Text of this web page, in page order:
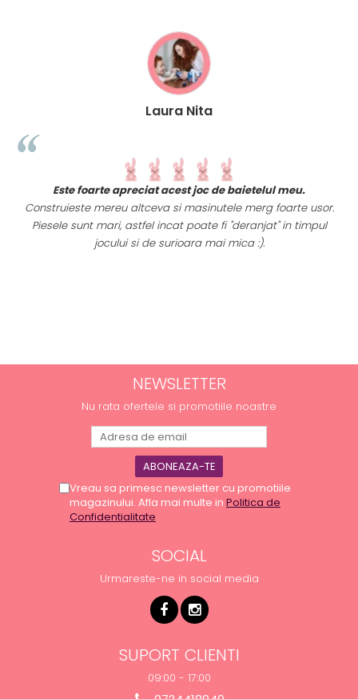
Laura Nita
Este foarte apreciat acest joc de baietelul meu.
Construieste mereu altceva si masinutele merg foarte usor.
Piesele sunt mari, astfel incat poate fi "deranjat" in timpul
jocului si de surioara mai mica :).
NEWSLETTER
Nu rata ofertele si promotiile noastre
Vreau sa primesc newsletter cu promotiile
magazinului. Afla mai multe in Politica de
Confidentialitate
SOCIAL
Urmareste-ne in social media
SUPORT CLIENTI
09:00 - 17:00